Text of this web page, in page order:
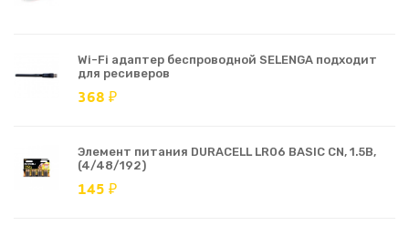
Wi-Fi адаптер беспроводной SELENGA подходит
для ресиверов
368 ₽
Элемент питания DURACELL LR06 BASIC CN, 1.5В,
(4/48/192)
145 ₽